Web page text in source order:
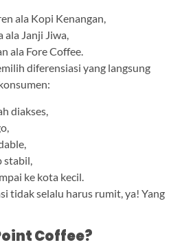
ala Kopi Kenangan,
ala Janji Jiwa,
ala Fore Coffee.
diferensiasi yang langsung
diakses,
stabil,
ke kota kecil.
tidak selalu harus rumit, ya! Yang
Coffee?